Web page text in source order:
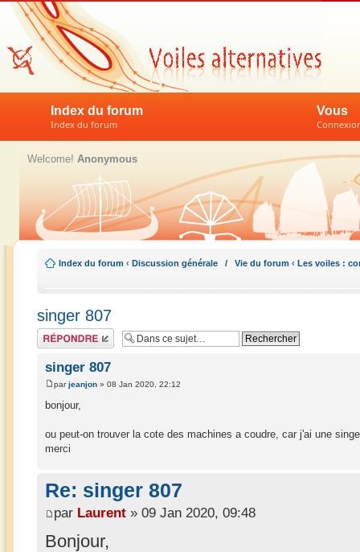
Index du forum
Index du forum
Vous
Welcome! Anonymous
Index du forum ‹ Discussion générale / Vie du forum ‹ Les voiles :
singer 807
Répondre
singer 807
parjeanjon » 08 Jan 2020, 22:12
bonjour,
ou peut-on trouver la cote des machines a coudre, car j'ai une
merci
Re: singer 807
par Laurent » 09 Jan 2020, 09:48
Bonjour,